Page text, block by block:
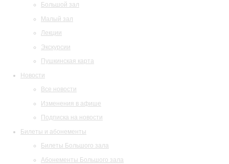
Большой зал
Малый зал
Лекции
Экскурсии
Пушкинская карта
Новости
Все новости
Изменения в афише
Подписка на новости
Билеты и абонементы
Билеты Большого зала
Абонементы Большого зала